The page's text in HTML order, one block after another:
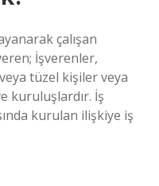
çalışan
İşverenler,
tüzel kişiler veya
kuruluşlardır. İş
kurulan ilişkiye iş